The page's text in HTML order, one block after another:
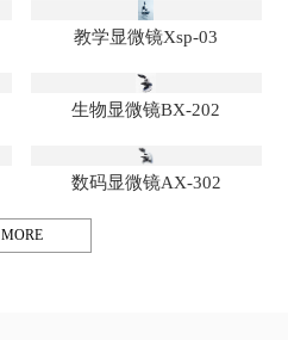
教学显微镜Xsp-03
生物显微镜BX-202
数码显微镜AX-302
MORE